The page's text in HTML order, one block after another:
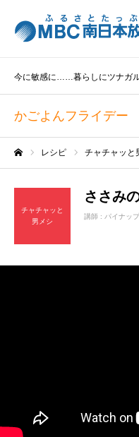
かごよんフライデー
今に敏感に……暮らしにツナガル
レシピ チャチャッと
チャチャッと
男メシ
ささみ
講師 : パイナッ